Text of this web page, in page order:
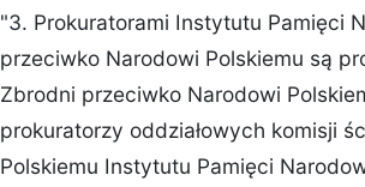
"3. Prokuratorami Instytutu Pamięci
przeciwko Narodowi Polskiemu są
Zbrodni przeciwko Narodowi
prokuratorzy oddziałowych komisji
Polskiemu Instytutu Pamięci